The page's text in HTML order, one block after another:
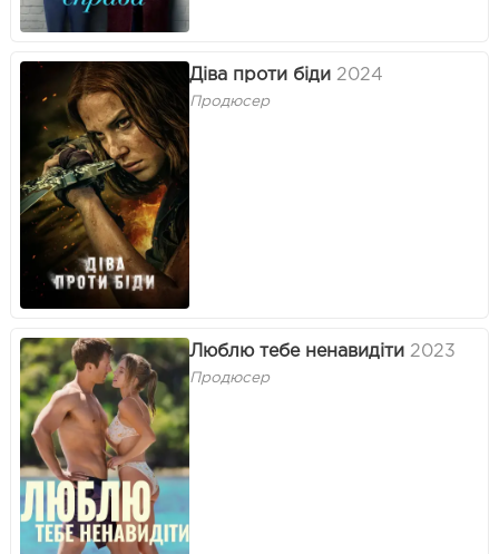
Діва проти біди 2024
Продюсер
Люблю тебе ненавидіти 2023
Продюсер